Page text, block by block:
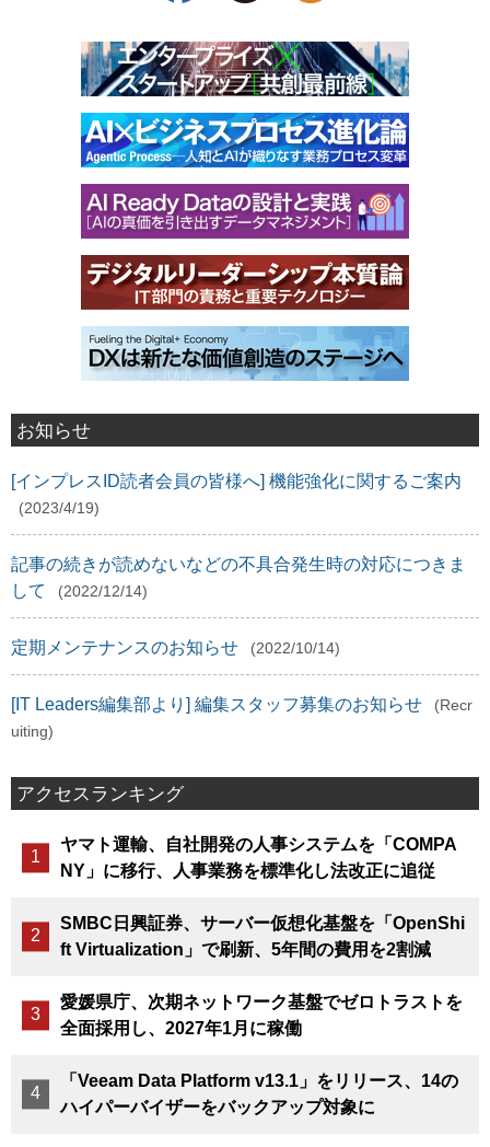
お知らせ
[インプレスID読者会員の皆様へ] 機能強化に関するご案内
(2023/4/19)
記事の続きが読めないなどの不具合発生時の対応につきま
して
(2022/12/14)
定期メンテナンスのお知らせ (2022/10/14)
[IT Leaders編集部より] 編集スタッフ募集のお知らせ
(Recr
uiting)
アクセスランキング
ヤマト運輸、自社開発の人事システムを「COMPA
NY」に移行、人事業務を標準化し法改正に追従
SMBC日興証券、サーバー仮想化基盤を「OpenShi
ft Virtualization」で刷新、5年間の費用を2割減
愛媛県庁、次期ネットワーク基盤でゼロトラストを
全面採用し、2027年1月に稼働
「Veeam Data Platform v13.1」をリリース、14の
ハイパーバイザーをバックアップ対象に